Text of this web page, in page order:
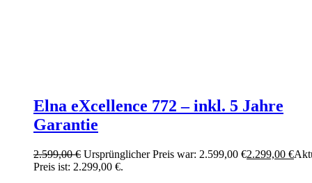
Elna eXcellence 772 – inkl. 5 Jahre
Garantie
2.599,00€ Ursprünglicher Preis war: 2.599,00 €2.299,00 €
Preis ist: 2.299,00 €.